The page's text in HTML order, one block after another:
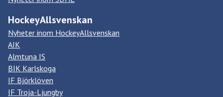
HockeyAllsvenskan
Nyheter inom HockeyAllsvenskan
AIK
Almtuna IS
BIK Karlskoga
IF Björklöven
IF Troja-Ljungby